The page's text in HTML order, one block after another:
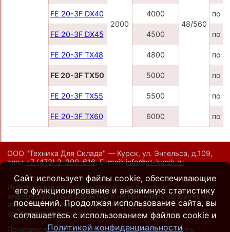
2000 48/560
FE 20-3F DX40 4000 по
FE 20-3F DX45 4500 по
FE 20-3F TX48 4800 по
FE 20-3F TX50 5000 по
FE 20-3F TX55 5500 по
FE 20-3F TX60 6000 по
ООО "Техника Для Склада" — Курск, ул. Энгельса, д.109,
тел.:+7 (473) 2-300-616,E-mail:info@pt-kursk.ru
Информация на сайте носит исключительно
информационный характер и ни при каких условиях не
является публичной офертой.Политика
конфиденциальности.
Производители оставляют за собой право вносить
Сайт использует файлы cookie, обеспечивающие
его функционирование и анонимную статистику
посещений. Продолжая использование сайта, вы
соглашаетесь с использованием файлов cookie и
Политикой конфиденциальности